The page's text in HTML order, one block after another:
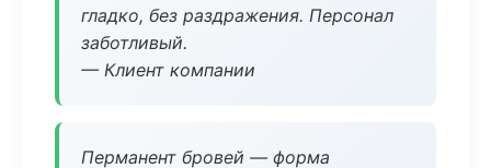
гладко, без раздражения. Персонал
заботливый.
— Клиент компании
Перманент бровей — форма